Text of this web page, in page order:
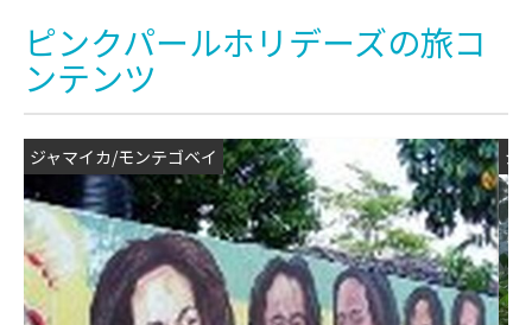
ピンクパールホリデーズの旅コ
ンテンツ
ジャマイカ/モンテゴベイ ジ